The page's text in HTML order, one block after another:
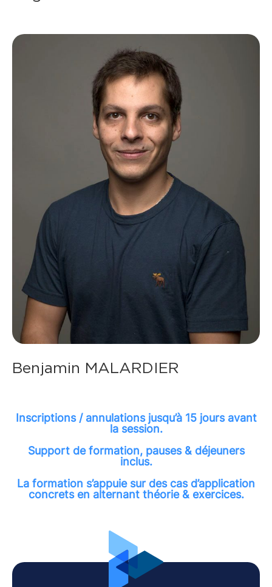
Benjamin MALARDIER
Inscriptions / annulations jusqu’à 15 jours avant
la session.
Support de formation, pauses & déjeuners
inclus.
La formation s’appuie sur des cas d’application
concrets en alternant théorie & exercices.